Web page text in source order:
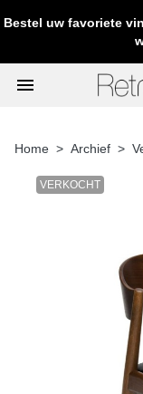
Bestel uw favoriete
menu
Home Archief
VERKOCHT